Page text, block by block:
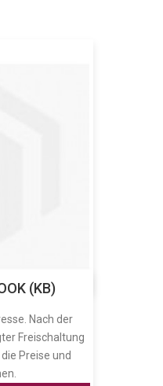
(KB)
Nach der
Freischaltung
Preise und